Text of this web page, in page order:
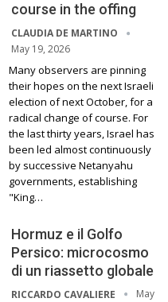
course in the offing
CLAUDIA DE MARTINO
May 19, 2026
Many observers are pinning
their hopes on the next Israeli
election of next October, for a
radical change of course. For
the last thirty years, Israel has
been led almost continuously
by successive Netanyahu
governments, establishing
"King…
Hormuz e il Golfo
Persico: microcosmo
di un riassetto globale
RICCARDO CAVALIERE
May